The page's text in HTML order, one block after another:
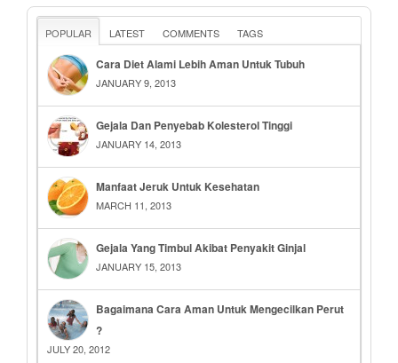
POPULAR LATEST COMMENTS TAGS
Cara Diet Alami Lebih Aman Untuk Tubuh
JANUARY 9, 2013
Gejala Dan Penyebab Kolesterol Tinggi
JANUARY 14, 2013
Manfaat Jeruk Untuk Kesehatan
MARCH 11, 2013
Gejala Yang Timbul Akibat Penyakit Ginjal
JANUARY 15, 2013
Bagaimana Cara Aman Untuk Mengecilkan Perut
?
JULY 20, 2012